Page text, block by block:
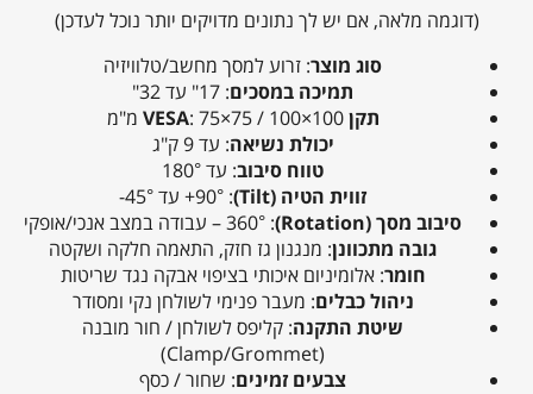
(דוגמה מלאה, אם יש לך נתונים מדויקים יותר נוכל לעדכן)
סוג מוצר: זרוע למסך מחשב/טלוויזיה
תמיכה במסכים: 17" עד 32"
תקן VESA: ‎75×75 / ‎100×100 מ"מ
יכולת נשיאה: עד 9 ק"ג
טווח סיבוב: עד ‎180°
זווית הטיה (Tilt)
: ‎+90° עד ‎-45°
סיבוב מסך (Rotation)
: ‎360° – עבודה במצב אנכי/אופקי
גובה מתכוונן: מנגנון גז חזק, התאמה חלקה ושקטה
חומר: אלומיניום איכותי בציפוי אבקה נגד שריטות
ניהול כבלים: מעבר פנימי לשולחן נקי ומסודר
שיטת התקנה: קליפס לשולחן / חור מובנה
(Clamp/Grommet)
צבעים זמינים: שחור / כסף